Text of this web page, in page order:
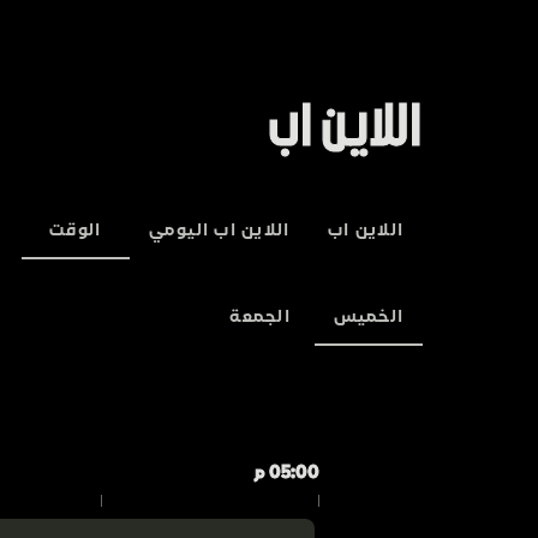
اللاين اب
اللاين اب اللاين اب اليومي الوقت
الخميس الجمعة
05:00 م